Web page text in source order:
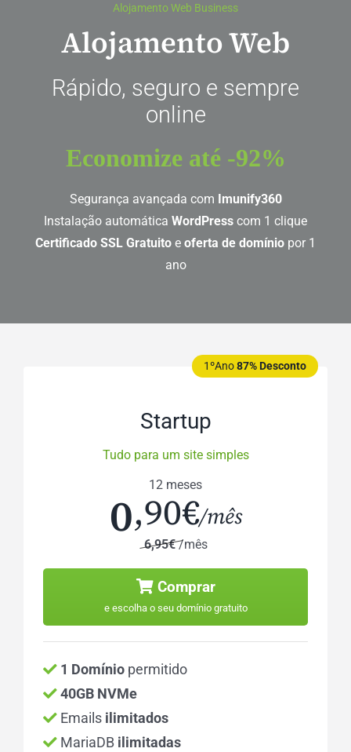
Alojamento Web Business
Alojamento Web
Rápido, seguro e sempre
online
Economize até -92%
Segurança avançada com Imunify360
Instalação automática WordPress com 1 clique
Certificado SSL Gratuito e oferta de domínio por 1
ano
1ºAno87% Desconto
Startup
Tudo para um site simples
12 meses
0,90€/mês
6,95€/mês
Comprar
e escolha o seu domínio gratuito
1 Domínio permitido
40GB NVMe
Emails ilimitados
MariaDB ilimitadas